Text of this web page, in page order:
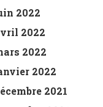
2022
2022
2022
2022
2021